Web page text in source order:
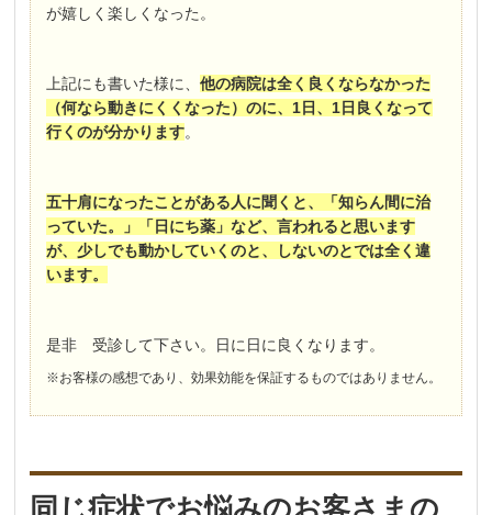
が嬉しく楽しくなった。
上記にも書いた様に、他の病院は全く良くならなかった
（何なら動きにくくなった）のに、 1日、 1日良くなって
行くのが分かります。
五十肩になったことがある人に聞くと、「知らん間に治
っていた。」「日にち薬」など、言われると思います
が、少しでも動かしていくのと、しないのとでは全く違
います。
是非 受診して下さい。日に日に良くなります。
※お客様の感想であり、効果効能を保証するものではありません。